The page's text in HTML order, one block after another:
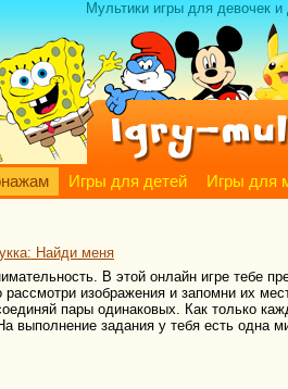
Мультики игры для девочек
Игры для детей Игры для
Найди меня
В этой онлайн игре тебе
изображения и запомни их
пары одинаковых. Как только
задания у тебя есть одна